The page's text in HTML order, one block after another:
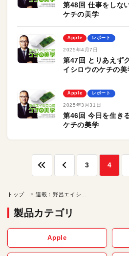
第48回 仕事をしな
ケチの美学
Apple レポート
2025年4月7日
第47回 とりあえず
イシロウのケチの美
Apple レポート
2025年3月31日
第46回 今日を生き
ケチの美学
3 4
トップ
製品カテゴリ
Apple